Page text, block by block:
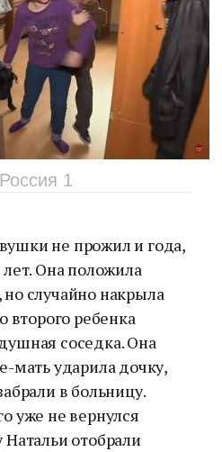
1
не прожил и года,
Она положила
случайно накрыла
второго ребенка
соседка. Она
мать ударила дочку,
в больницу.
уже не вернулся
отобрали